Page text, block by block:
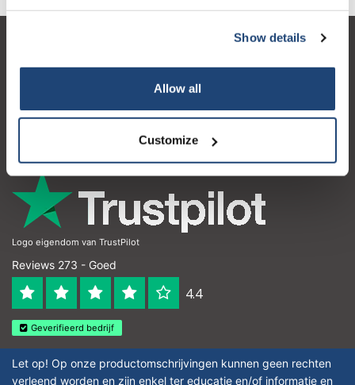
Show details
Allow all
Customize
Contactgegevens
Logo eigendom van TrustPilot
Reviews 273 - Goed
4.4
Geverifieerd bedrijf
Let op! Op onze productomschrijvingen kunnen geen rechten
verleend worden en zijn enkel ter educatie en/of informatie en